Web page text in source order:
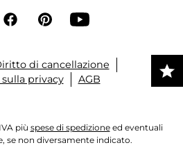
di cancellazione
privacy
AGB
più spese di spedizioneed eventuali
se non diversamente indicato.